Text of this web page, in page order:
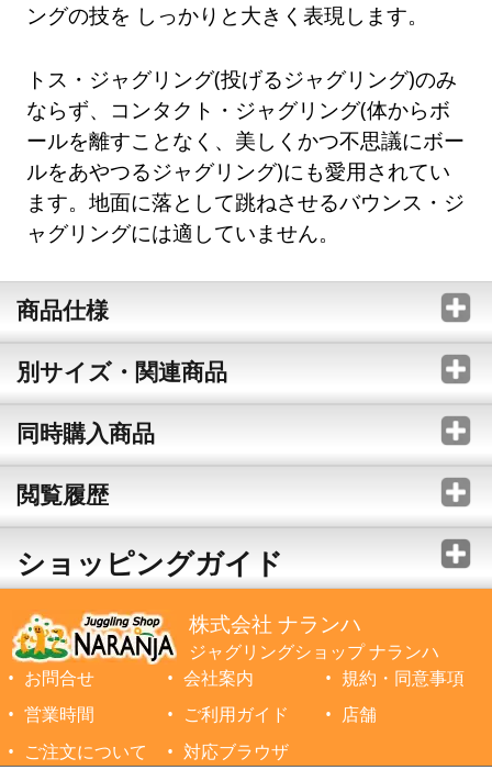
ングの技を しっかりと大きく表現します。
トス・ジャグリング(投げるジャグリング)のみ
ならず、コンタクト・ジャグリング(体からボ
ールを離すことなく、美しくかつ不思議にボー
ルをあやつるジャグリング)にも愛用されてい
ます。地面に落として跳ねさせるバウンス・ジ
ャグリングには適していません。
商品仕様
別サイズ・関連商品
同時購入商品
閲覧履歴
ショッピングガイド
株式会社 ナランハ
ジャグリングショップ ナランハ
お問合せ
会社案内
規約・同意事項
営業時間
ご利用ガイド
店舗
ご注文について
対応ブラウザ